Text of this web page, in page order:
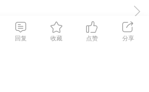
回复 收藏 点赞 分享